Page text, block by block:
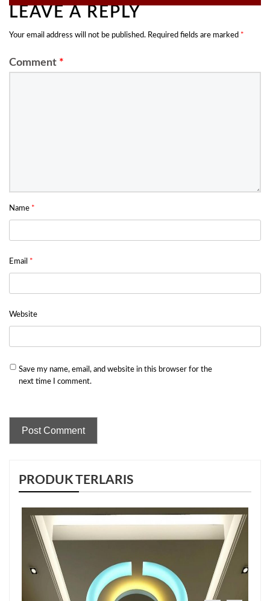
LEAVE A REPLY
Your email address will not be published. Required fields are marked *
Comment *
Name *
Email *
Website
Save my name, email, and website in this browser for the
next time I comment.
PRODUK TERLARIS